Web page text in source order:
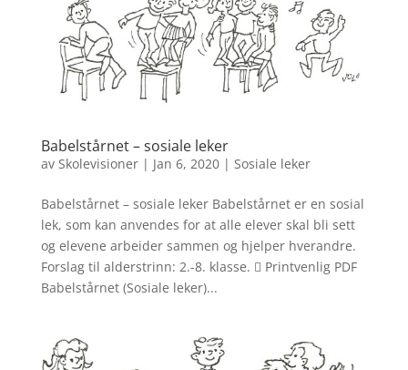
Babelstårnet – sosiale leker
av Skolevisioner| Jan 6, 2020| Sosiale leker
Babelstårnet – sosiale leker Babelstårnet er en sosial
lek, som kan anvendes for at alle elever skal bli sett
og elevene arbeider sammen og hjelper hverandre.
Forslag til alderstrinn: 2.-8. klasse.  Printvenlig PDF
Babelstårnet (Sosiale leker)...